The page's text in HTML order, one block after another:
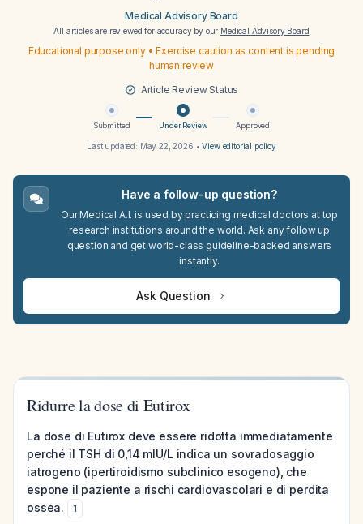
Medical Advisory Board
All articles are reviewed for accuracy by our Medical Advisory Board
Educational purpose only • Exercise caution as content is pending
human review
Article Review Status
Submitted Under Review Approved
Last updated: May 22, 2026 •View editorial policy
Have a follow-up question?
Our Medical A.I. is used by practicing medical doctors at top
research institutions around the world. Ask any follow up
question and get world-class guideline-backed answers
instantly.
Ask Question
Ridurre la dose di Eutirox
La dose di Eutirox deve essere ridotta immediatamente
perché il TSH di 0,14 mIU/L indica un sovradosaggio
iatrogeno (ipertiroidismo subclinico esogeno), che
espone il paziente a rischi cardiovascolari e di perdita
ossea.
1